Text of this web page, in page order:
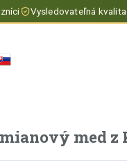
Vysledovateľná kvalita
med z